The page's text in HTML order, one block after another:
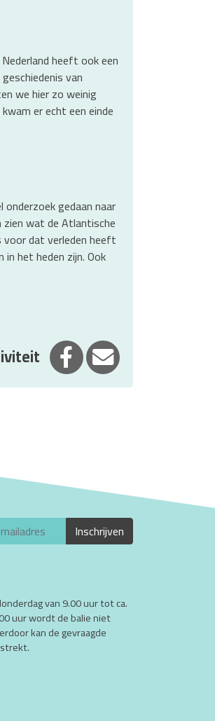
heeft ook een
van
we hier zo weinig
er echt een einde
gedaan naar
zien wat de Atlantische
voor dat verleden heeft
het heden zijn. Ook
Deel op Facebook
Deel via E-mail
van 9.00 uur tot ca.
uur wordt de balie niet
kan de gevraagde